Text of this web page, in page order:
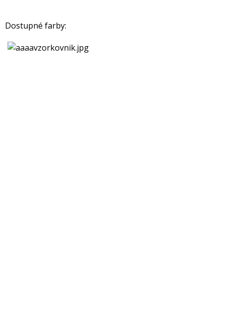
Dostupné farby: